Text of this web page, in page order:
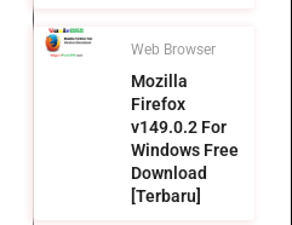
Web Browser
Mozilla
Firefox
v149.0.2 For
Windows Free
Download
[Terbaru]